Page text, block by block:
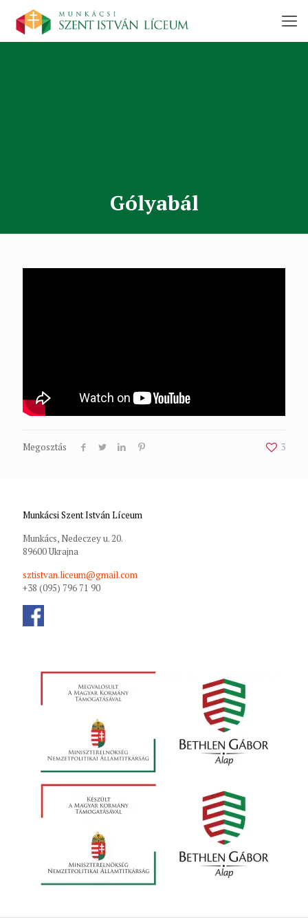
Gólyabál
Megosztás 3
Munkácsi Szent István Líceum
Munkács, Nedeczey u. 20.
89600 Ukrajna
sztistvan.liceum@gmail.com
+38 (095) 796 71 90